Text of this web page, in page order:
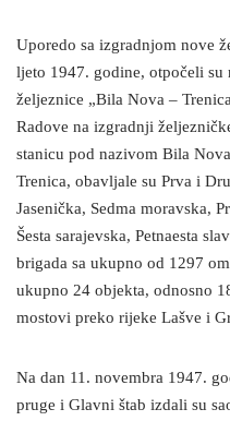
Uporedo sa izgradnjom nove
ljeto 1947. godine, otpočeli su
željeznice „Bila Nova –
Radove na izgradnji
stanicu pod nazivom Bila
Trenica, obavljale su Prva i
Jasenička, Sedma moravska,
Šesta sarajevska, Petnaesta
brigada sa ukupno od 1297
ukupno 24 objekta, odnosno
mostovi preko rijeke Lašve i
Na dan 11. novembra 1947.
pruge i Glavni štab izdali su